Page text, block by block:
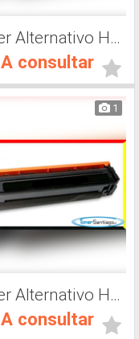
Toner Alternativo Hp CF502A, Impresora Láser
A consultar
1
Toner Alternativo Hp 202A, Impresora Láser
A consultar